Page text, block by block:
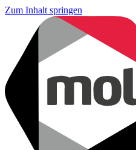
Zum Inhalt springen